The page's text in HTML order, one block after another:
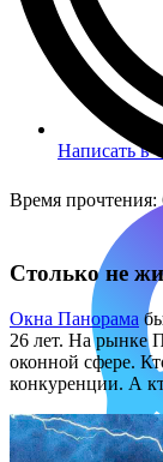
Написать в
Время прочтения:
Столько не
Окна Панорама
26 лет. На рынке
оконной сфере.
конкуренции. А